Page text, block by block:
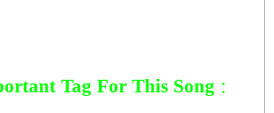
Tag For This Song :